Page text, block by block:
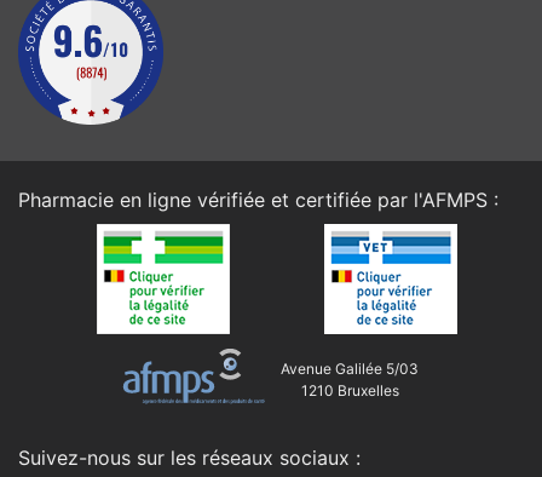
Pharmacie en ligne vérifiée et certifiée par l'AFMPS :
Avenue Galilée 5/03
1210 Bruxelles
Suivez-nous sur les réseaux sociaux :